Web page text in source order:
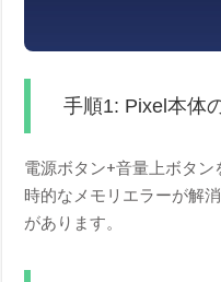
手順1: Pixel本体
電源ボタン+音量上ボタ
時的なメモリエラーが解
があります。